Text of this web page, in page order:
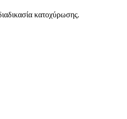
κατοχύρωσης.